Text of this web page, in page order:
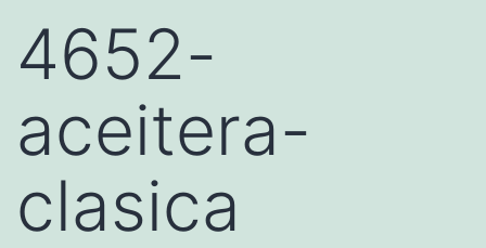
4652-
aceitera-
clasica